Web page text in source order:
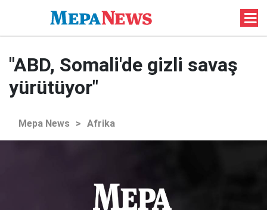
"ABD, Somali'de gizli savaş
yürütüyor"
Mepa News > Afrika